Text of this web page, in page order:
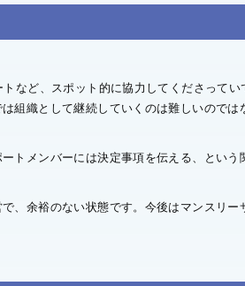
など、スポット的に協力してくださって
組織として継続していくのは難しいのでは
メンバーには決定事項を伝える、という
、余裕のない状態です。今後はマンスリ